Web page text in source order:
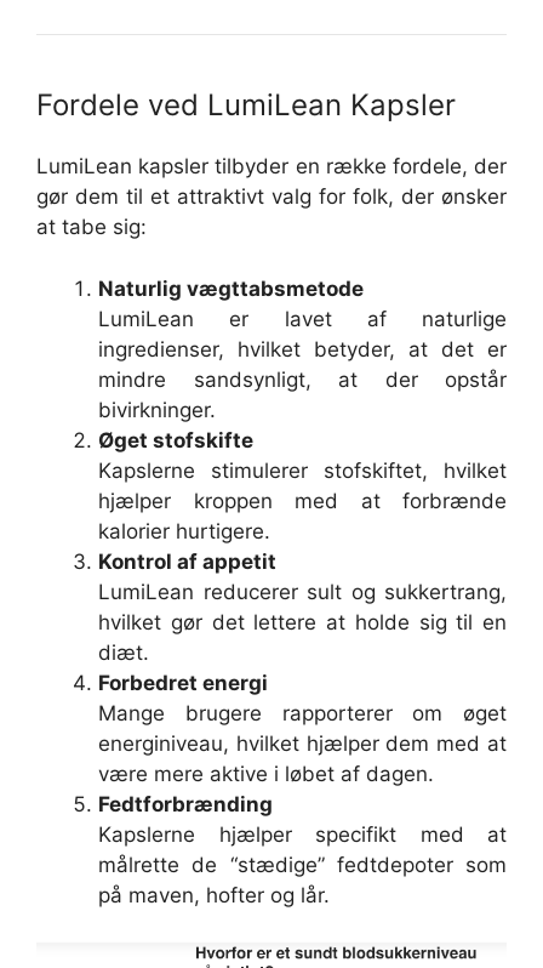
Fordele ved LumiLean Kapsler
LumiLean kapsler tilbyder en række fordele, der
gør dem til et attraktivt valg for folk, der ønsker
at tabe sig:
Naturlig vægttabsmetode
LumiLean er lavet af naturlige
ingredienser, hvilket betyder, at det er
mindre sandsynligt, at der opstår
bivirkninger.
Øget stofskifte
Kapslerne stimulerer stofskiftet, hvilket
hjælper kroppen med at forbrænde
kalorier hurtigere.
Kontrol af appetit
LumiLean reducerer sult og sukkertrang,
hvilket gør det lettere at holde sig til en
diæt.
Forbedret energi
Mange brugere rapporterer om øget
energiniveau, hvilket hjælper dem med at
være mere aktive i løbet af dagen.
Fedtforbrænding
Kapslerne hjælper specifikt med at
målrette de “stædige” fedtdepoter som
på maven, hofter og lår.